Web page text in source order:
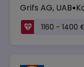
Grifs AG, UAB
1160 - 1400